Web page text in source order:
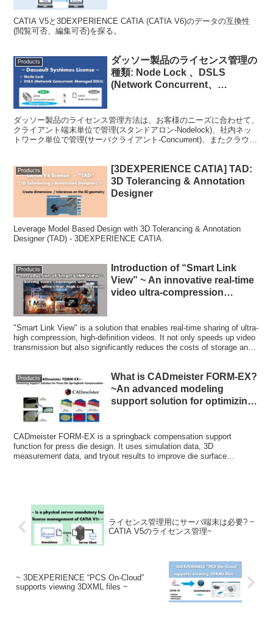
CATIA V5と3DEXPERIENCE CATIA (CATIA V6)のデータの互換性
(閲覧可否、編集可否)を探る。
Products
ダッソー製品のライセンス管理の
種類: Node Lock 、DSLS
(Network Concurrent、
ダッソー製品のライセンス管理方法は、お客様のニーズに合わせて、
クライアント端末単位で管理(スタンドアロン-Nodelock)、社内ネッ
トワーク単位で管理(サーバクライアント-Concurrent)、またクラウド
Products
[3DEXPERIENCE CATIA] TAD:
3D Tolerancing & Annotation
Designer
Leverage Model Based Design with 3D Tolerancing & Annotation
Designer (TAD) - 3DEXPERIENCE CATIA.
Products
Introduction of “Smart Link
View” ~ An innovative real-time
video ultra-compression
"Smart Link View" is a solution that enables real-time sharing of ultra-
high compression, high-definition videos. It not only speeds up video
transmission but also significantly reduces the costs of storage and
Products
What is CADmeister FORM-EX?
~An advanced modeling
support solution for optimizing
creation~
CADmeister FORM-EX is a springback compensation support
function for press die design. It uses simulation data, 3D
measurement data, and tryout results to improve die surface
ライセンス管理用にサーバ端末は必要? ~
CATIA V5のライセンス管理~
~ 3DEXPERIENCE “PCS On-Cloud”
supports viewing 3DXML files ~